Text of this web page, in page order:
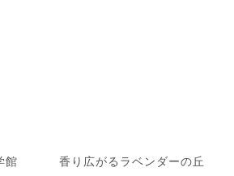
館 香り広がるラベンダーの丘